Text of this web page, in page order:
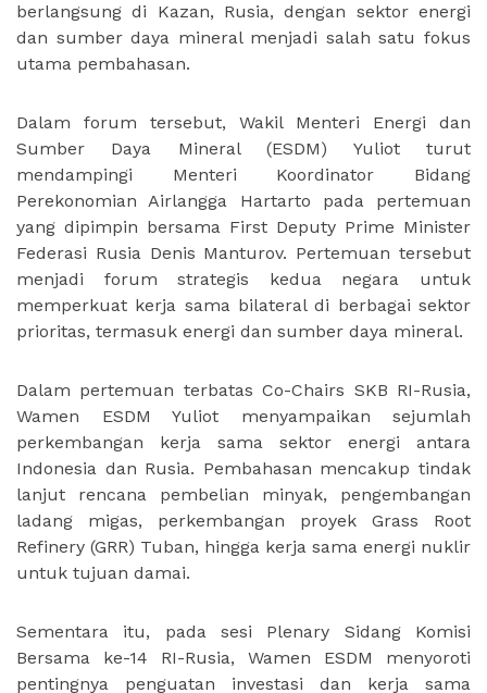
berlangsung di Kazan, Rusia, dengan sektor energi
dan sumber daya mineral menjadi salah satu fokus
utama pembahasan.
Dalam forum tersebut, Wakil Menteri Energi dan
Sumber Daya Mineral (ESDM) Yuliot turut
mendampingi Menteri Koordinator Bidang
Perekonomian Airlangga Hartarto pada pertemuan
yang dipimpin bersama First Deputy Prime Minister
Federasi Rusia Denis Manturov. Pertemuan tersebut
menjadi forum strategis kedua negara untuk
memperkuat kerja sama bilateral di berbagai sektor
prioritas, termasuk energi dan sumber daya mineral.
Dalam pertemuan terbatas Co-Chairs SKB RI-Rusia,
Wamen ESDM Yuliot menyampaikan sejumlah
perkembangan kerja sama sektor energi antara
Indonesia dan Rusia. Pembahasan mencakup tindak
lanjut rencana pembelian minyak, pengembangan
ladang migas, perkembangan proyek Grass Root
Refinery (GRR) Tuban, hingga kerja sama energi nuklir
untuk tujuan damai.
Sementara itu, pada sesi Plenary Sidang Komisi
Bersama ke-14 RI-Rusia, Wamen ESDM menyoroti
pentingnya penguatan investasi dan kerja sama